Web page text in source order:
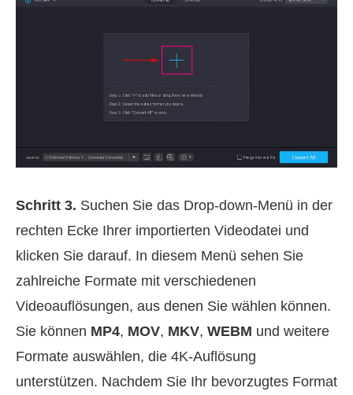
Schritt 3. Suchen Sie das Drop‑down‑Menü in der
rechten Ecke Ihrer importierten Videodatei und
klicken Sie darauf. In diesem Menü sehen Sie
zahlreiche Formate mit verschiedenen
Videoauflösungen, aus denen Sie wählen können.
Sie können MP4, MOV, MKV, WEBM und weitere
Formate auswählen, die 4K‑Auflösung
unterstützen. Nachdem Sie Ihr bevorzugtes Format